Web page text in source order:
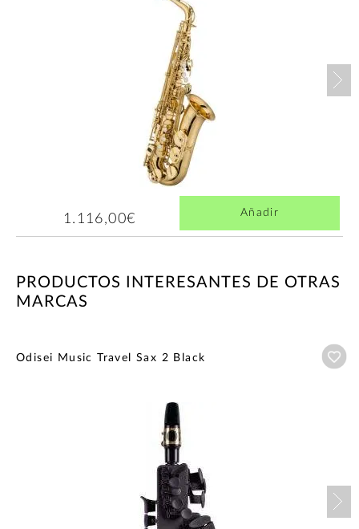
1.116,00€ Añadir
PRODUCTOS INTERESANTES DE OTRAS
MARCAS
Odisei Music Travel Sax 2 Black